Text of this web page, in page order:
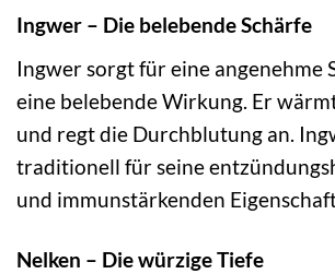
Ingwer – Die belebende Schärfe
Ingwer sorgt für eine angenehme
eine belebende Wirkung. Er
und regt die Durchblutung an.
traditionell für seine
und immunstärkenden
Nelken – Die würzige Tiefe